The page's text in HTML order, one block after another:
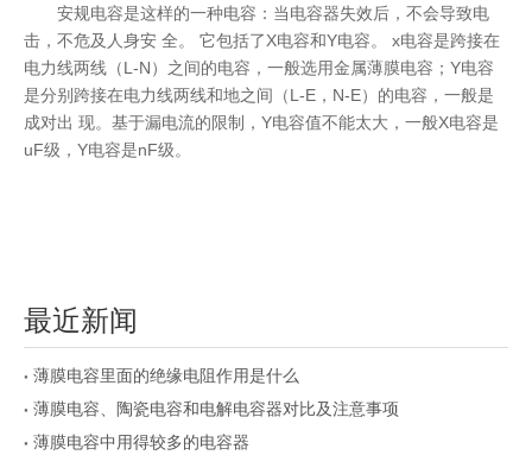
安规电容是这样的一种电容：当电容器失效后，不会导致电
击，不危及人身安 全。 它包括了 X电容和Y电容。 x电容是跨接在
电力线两线（ L-N ）之间的电容，一般选用金属薄膜电容； Y电容
是分别跨接在电力线两线和地之间（ L-E ， N-E）的电容，一般是
成对出 现。基于漏电流的限制， Y电容值不能太大，一般X电容是
uF级， Y电容是nF级。
最近新闻
薄膜电容里面的绝缘电阻作用是什么
薄膜电容、陶瓷电容和电解电容器对比及注意事项
薄膜电容中用得较多的电容器